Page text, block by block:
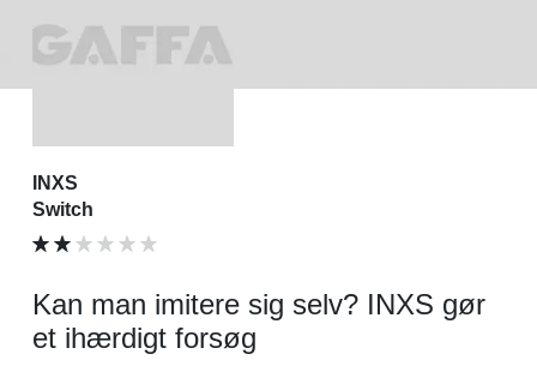
INXS
Switch
Kan man imitere sig selv? INXS gør
et ihærdigt forsøg